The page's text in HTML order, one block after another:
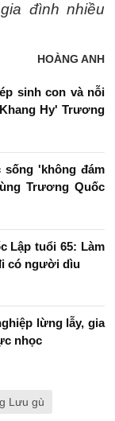
đình nhiều
HOÀNG ANH
sinh con và nỗi
Hy' Trương
'không đám
Trương Quốc
Lập tuổi 65: Làm
có người dìu
lừng lẫy, gia
nhọc
Lưu gù